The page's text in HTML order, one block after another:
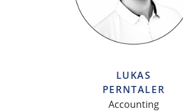
LUKAS
PERNTALER
Accounting